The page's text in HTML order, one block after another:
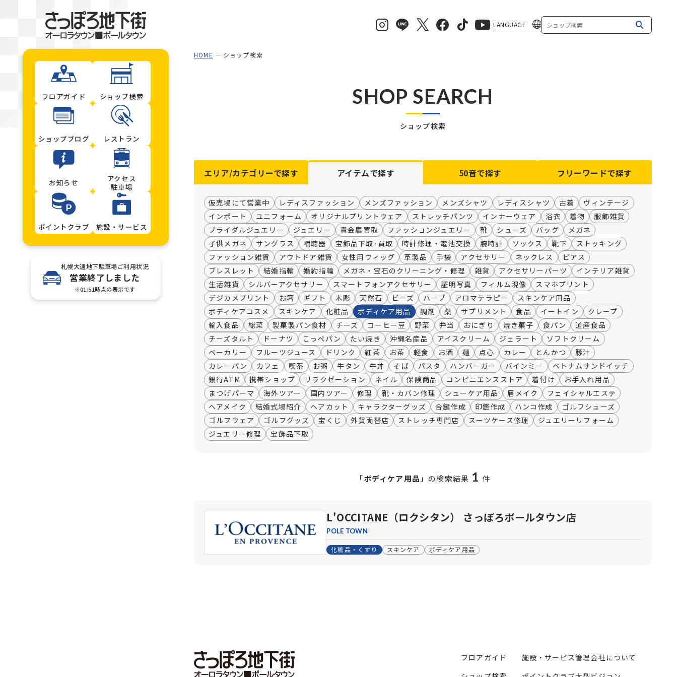
フロアガイド ショップ検索
ショップブログ レストラン
お知らせ
アクセス
駐車場
ポイントクラブ 施設・サービス
札幌大通地下駐車場ご利用状況
営業終了しました
※01:51時点の表示です
LANGUAGE
HOME ショップ検索
SHOP SEARCH
ショップ検索
エリア/カテゴリーで探す アイテムで探す 50音で探す フリーワードで探す
仮売場にて営業中 レディスファッション メンズファッション メンズシャツ レディスシャツ 古着
ヴィンテージ
インポート
ユニフォーム オリジナルプリントウェア ストレッチパンツ インナーウェア 浴衣 着物
服飾雑貨
ブライダルジュエリー
ジュエリー 貴金属買取 ファッションジュエリー 靴 シューズ バッグ
メガネ
子供メガネ
サングラス 補聴器 宝飾品下取･買取 時計修理・電池交換 腕時計 ソックス 靴下
ストッキング
ファッション雑貨
アウトドア雑貨 女性用ウィッグ 革製品 手袋 アクセサリー ネックレス
ピアス
ブレスレット
結婚指輪 婚約指輪 メガネ・宝石のクリーニング・修理 雑貨 アクセサリーパーツ
インテリア雑貨
生活雑貨
シルバーアクセサリー スマートフォンアクセサリー 証明写真 フィルム現像
スマホプリント
デジカメプリント
お箸 ギフト 木彫 天然石 ビーズ ハーブ アロマテラピー
スキンケア用品
ボディケアコスメ
スキンケア 化粧品 ボディケア用品 調剤 薬 サプリメント 食品 イートイン
クレープ
輸入食品
総菜 製菓製パン食材 チーズ コーヒー豆 野菜 弁当 おにぎり 焼き菓子 食パン
道産食品
チーズタルト
ドーナツ こっぺパン たい焼き 沖縄名産品 アイスクリーム ジェラート
ソフトクリーム
ベーカリー
フルーツジュース ドリンク 紅茶 お茶 軽食 お酒 麺 点心 カレー とんかつ
豚汁
カレーパン
カフェ 喫茶 お粥 牛タン 牛丼 そば パスタ ハンバーガー バインミー
ベトナムサンドイッチ
銀行ATM
携帯ショップ リラクゼーション ネイル 保険商品 コンビニエンスストア 着付け
お手入れ用品
まつげパーマ
海外ツアー 国内ツアー 修理 靴・カバン修理 シューケア用品 眉メイク
フェイシャルエステ
ヘアメイク
結婚式場紹介 ヘアカット キャラクターグッズ 合鍵作成 印鑑作成 ハンコ作成
ゴルフシューズ
ゴルフウェア
ゴルフグッズ 宝くじ 外貨両替店 ストレッチ専門店 スーツケース修理
ジュエリーリフォーム
ジュエリー修理
宝飾品下取
「ボディケア用品 」の検索結果 1 件
L'OCCITANE（ロクシタン） さっぽろポールタウン店
POLE TOWN
化粧品・くすり スキンケア ボディケア用品
フロアガイド
施設・サービス管理会社について